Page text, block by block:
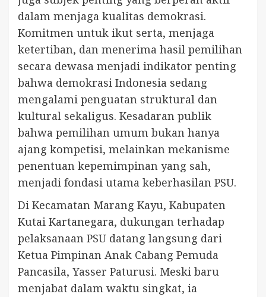
dalam menjaga kualitas demokrasi.
Komitmen untuk ikut serta, menjaga
ketertiban, dan menerima hasil pemilihan
secara dewasa menjadi indikator penting
bahwa demokrasi Indonesia sedang
mengalami penguatan struktural dan
kultural sekaligus. Kesadaran publik
bahwa pemilihan umum bukan hanya
ajang kompetisi, melainkan mekanisme
penentuan kepemimpinan yang sah,
menjadi fondasi utama keberhasilan PSU.
Di Kecamatan Marang Kayu, Kabupaten
Kutai Kartanegara, dukungan terhadap
pelaksanaan PSU datang langsung dari
Ketua Pimpinan Anak Cabang Pemuda
Pancasila, Yasser Paturusi. Meski baru
menjabat dalam waktu singkat, ia